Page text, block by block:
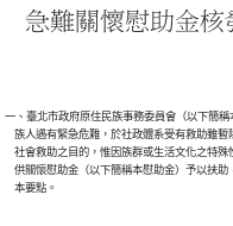
急難關懷慰助金核
一、臺北市政府原住民族事務委員會（以下簡
族人遇有緊急危難，於社政體系受有救助雖
社會救助之目的，惟因族群或生活文化之特
供關懷慰助金（以下簡稱本慰助金）予以扶
    本要點。